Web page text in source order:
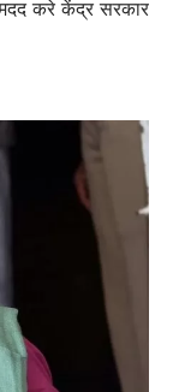
करे केंद्र सरकार